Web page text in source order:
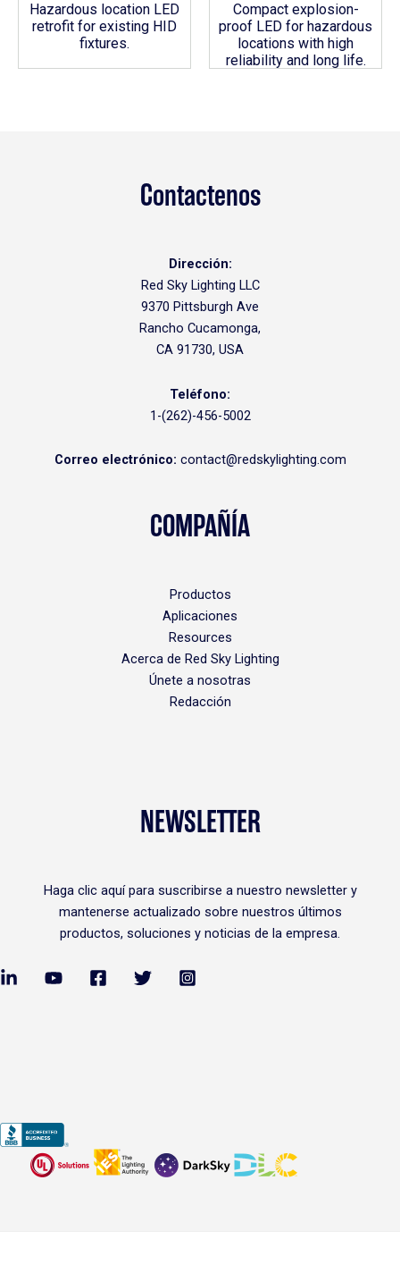
Hazardous location LED
retrofit for existing HID
fixtures.
Compact explosion-
proof LED for hazardous
locations with high
reliability and long life.
Contactenos
Dirección:
Red Sky Lighting LLC
9370 Pittsburgh Ave
Rancho Cucamonga,
CA 91730, USA
Teléfono:
1-(262)-456-5002
Correo electrónico: contact@redskylighting.com
COMPAÑÍA
Productos
Aplicaciones
Resources
Acerca de Red Sky Lighting
Únete a nosotras
Redacción
NEWSLETTER
Haga clic aquípara suscribirse a nuestro newsletter y
mantenerse actualizado sobre nuestros últimos
productos, soluciones y noticias de la empresa.